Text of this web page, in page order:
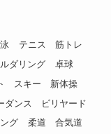
テニス
筋トレ
ダリング
卓球
スキー
新体操
ダンス
ビリヤード
グ 柔道 合気道